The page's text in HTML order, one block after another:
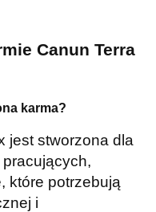
Canun Terra
karma?
jest stworzona dla
pracujących,
które potrzebują
i